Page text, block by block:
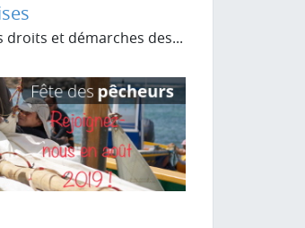
droits et démarches des...